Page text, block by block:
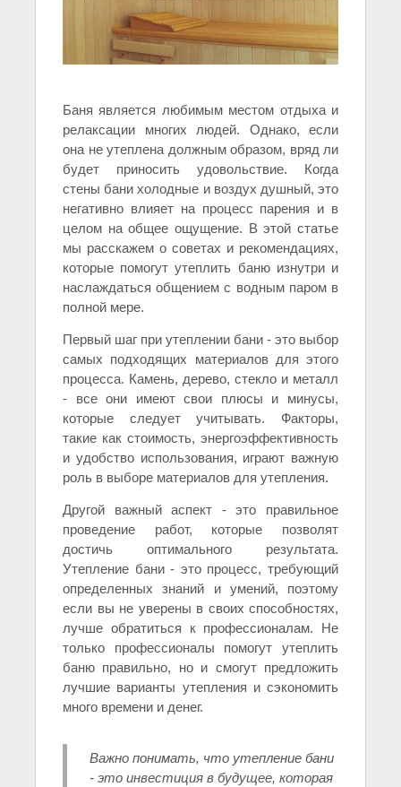
Баня является любимым местом отдыха и
релаксации многих людей. Однако, если
она не утеплена должным образом, вряд ли
будет приносить удовольствие. Когда
стены бани холодные и воздух душный, это
негативно влияет на процесс парения и в
целом на общее ощущение. В этой статье
мы расскажем о советах и рекомендациях,
которые помогут утеплить баню изнутри и
наслаждаться общением с водным паром в
полной мере.
Первый шаг при утеплении бани - это выбор
самых подходящих материалов для этого
процесса. Камень, дерево, стекло и металл
- все они имеют свои плюсы и минусы,
которые следует учитывать. Факторы,
такие как стоимость, энергоэффективность
и удобство использования, играют важную
роль в выборе материалов для утепления.
Другой важный аспект - это правильное
проведение работ, которые позволят
достичь оптимального результата.
Утепление бани - это процесс, требующий
определенных знаний и умений, поэтому
если вы не уверены в своих способностях,
лучше обратиться к профессионалам. Не
только профессионалы помогут утеплить
баню правильно, но и смогут предложить
лучшие варианты утепления и сэкономить
много времени и денег.
Важно понимать, что утепление бани
- это инвестиция в будущее, которая